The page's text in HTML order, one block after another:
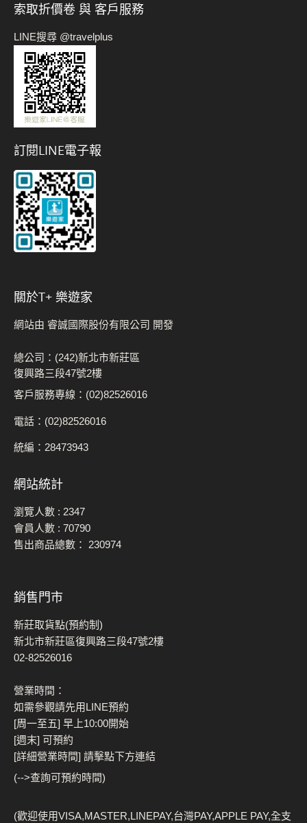
索取折價卷 與 客戶服務
LINE搜尋 @travelplus
訂閱LINE電子報
關於t+ 樂遊家
網站由 睿誠國際股份有限公司 開發
總公司：(242)新北市新莊區
復興路三段47號2樓
客戶服務專線：(02)82526016
電話：(02)82526016
統編：28473943
網站統計
瀏覽人數 : 2347
會員人數 : 70790
售出商品總數： 230974
銷售門市
新莊取貨點(預約制)
新北市新莊區復興路三段47號2樓
02-82526016
營業時間：
如需參觀請先用LINE預約
[周一至五] 早上10:00開始
[週末] 可預約
[詳細營業時間] 請擊點下方連結
(-->查詢可預約時間)
(歡迎使用VISA,MASTER,LINEPAY,台灣PAY,APPLE PAY,全支